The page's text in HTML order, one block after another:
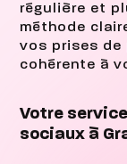
régulière et
méthode
vos prises de
cohérente à
Votre
sociaux à